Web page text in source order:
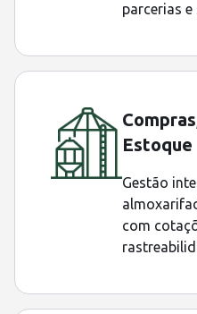
parcerias
Estoque
Gestão
com